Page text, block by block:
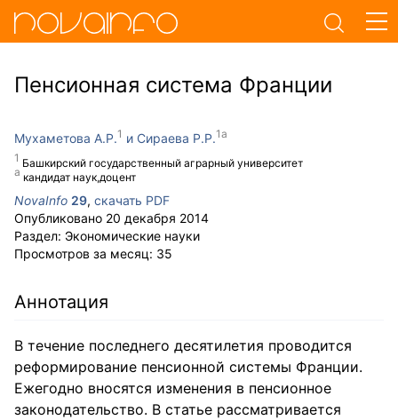
Пенсионная система Франции
Мухаметова А.Р.
Башкирский государственный аграрный университет
Сираева Р.Р.
кандидат наук,доцент
NovaInfo 29, скачать PDF
Опубликовано 20 декабря 2014
Раздел: Экономические науки
Просмотров за месяц: 35
Аннотация
В течение последнего десятилетия проводится
реформирование пенсионной системы Франции.
Ежегодно вносятся изменения в пенсионное
законодательство. В статье рассматривается